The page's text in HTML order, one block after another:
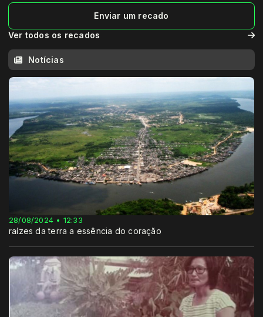
Enviar um recado
Ver todos os recados
Notícias
28/08/2024 • 12:33
raízes da terra a essência do coração